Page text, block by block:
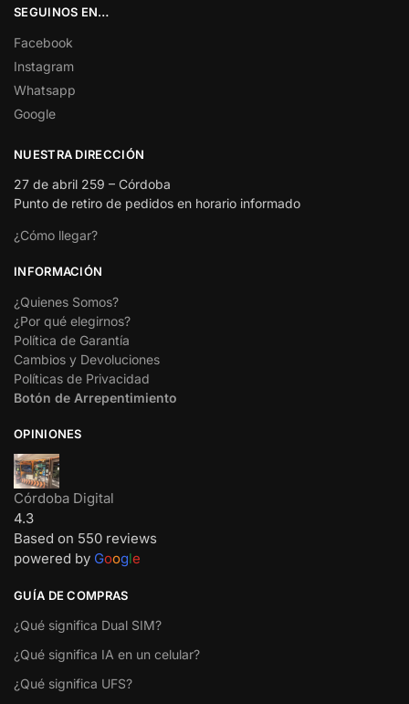
SEGUINOS EN…
Facebook
Instagram
Whatsapp
Google
NUESTRA DIRECCIÓN
27 de abril 259 – Córdoba
Punto de retiro de pedidos en horario informado
¿Cómo llegar?
INFORMACIÓN
¿Quienes Somos?
¿Por qué elegirnos?
Política de Garantía
Cambios y Devoluciones
Políticas de Privacidad
Botón de Arrepentimiento
OPINIONES
Córdoba Digital
4.3
Based on 550 reviews
powered by Google
GUÍA DE COMPRAS
¿Qué significa Dual SIM?
¿Qué significa IA en un celular?
¿Qué significa UFS?